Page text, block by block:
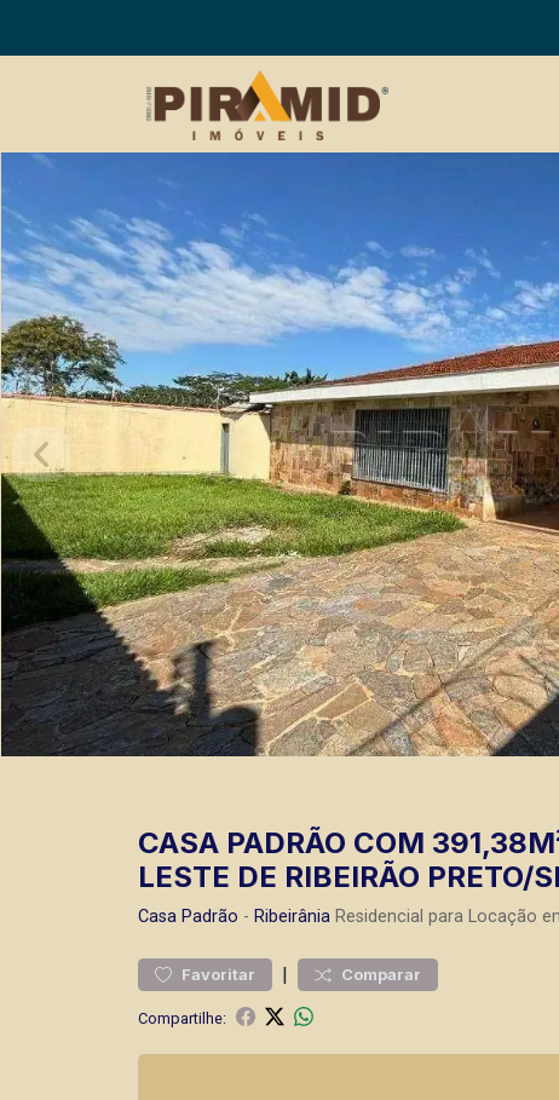
CASA PADRÃO COM
LESTE DE RIBEIRÃO PRETO/
Casa Padrão - Ribeirânia Residencial para Locação
Favoritar | Comparar
Compartilhe: